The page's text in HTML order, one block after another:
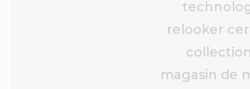
relooker
magasin de